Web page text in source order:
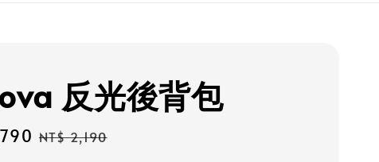
反光後背包
Regular
NT$ 2,190